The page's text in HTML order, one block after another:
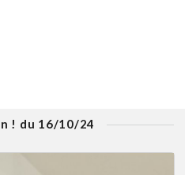
! du 16/10/24